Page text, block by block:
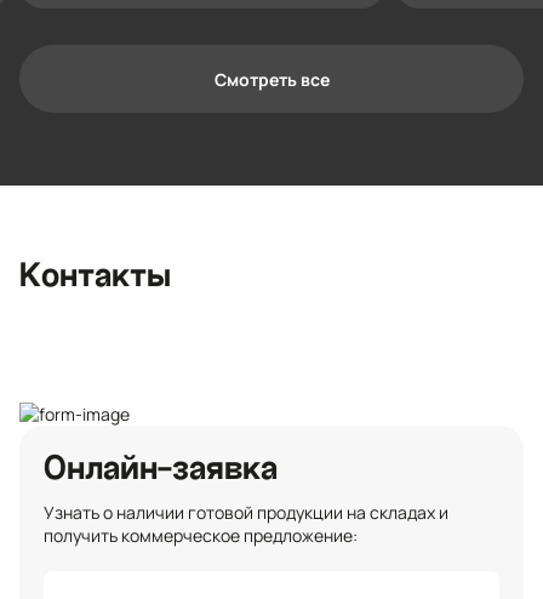
Смотреть все
Контактыopt@ecotermix.ru
Онлайн-заявка
Узнать о наличии готовой продукции на складах и
получить коммерческое предложение: